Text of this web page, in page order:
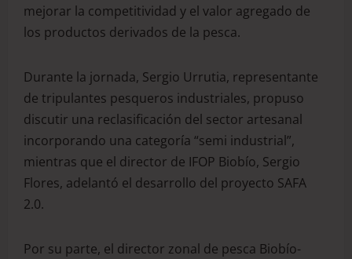
mejorar la competitividad y el valor agregado de
los productos derivados de la pesca.
Durante la jornada, Sergio Urrutia, representante
de tripulantes pesqueros industriales, propuso
discutir una reclasificación del sector artesanal
incorporando una categoría “semi industrial”,
mientras que el director de IFOP Biobío, Sergio
Flores, adelantó el desarrollo del proyecto SAFA
2.0.
Por su parte, el director zonal de pesca Biobío-